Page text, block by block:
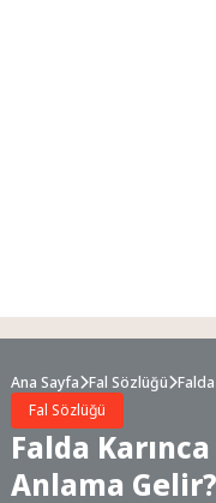
Ana Sayfa Fal Sözlüğü
Fal Sözlüğü
Falda
Anlama Gelir?